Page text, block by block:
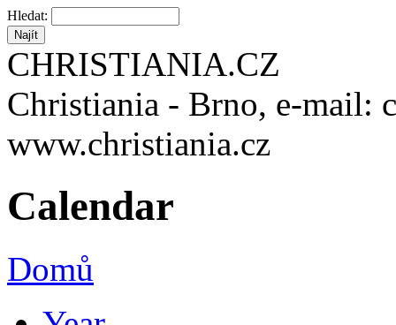
Hledat:
CHRISTIANIA.CZ
Christiania - Brno, e-mail:
www.christiania.cz
Calendar
Domů